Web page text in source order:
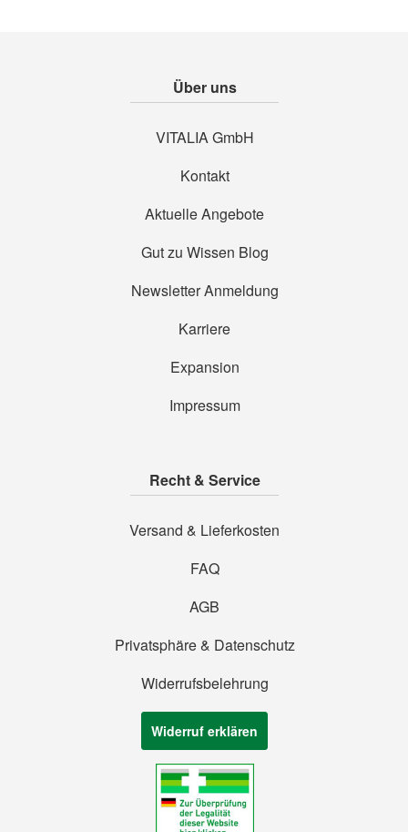
Über uns
VITALIA GmbH
Kontakt
Aktuelle Angebote
Gut zu Wissen Blog
Newsletter Anmeldung
Karriere
Expansion
Impressum
Recht & Service
Versand & Lieferkosten
FAQ
AGB
Privatsphäre & Datenschutz
Widerrufsbelehrung
Widerruf erklären